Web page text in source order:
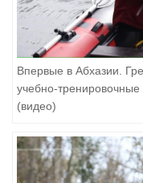
Впервые в Абхазии.
учебно-
(видео)